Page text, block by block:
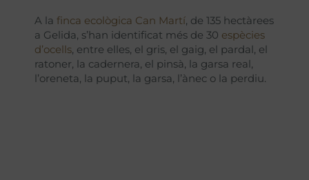
A la finca ecològica Can Martí, de 135 hectàrees
a Gelida, s’han identificat més de 30 espècies
d’ocells, entre elles, el gris, el gaig, el pardal, el
ratoner, la cadernera, el pinsà, la garsa real,
l’oreneta, la puput, la garsa, l’ànec o la perdiu.